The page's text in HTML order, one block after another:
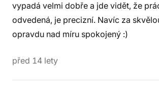
vypadá velmi dobře a jde vidět, že
odvedená, je precizní. Navíc za
opravdu nad míru spokojený :)
před 14 lety